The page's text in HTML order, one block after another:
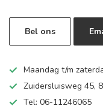
Bel ons
Maandag t/m
Zuidersluisweg 45,
Tel: 06-11246065